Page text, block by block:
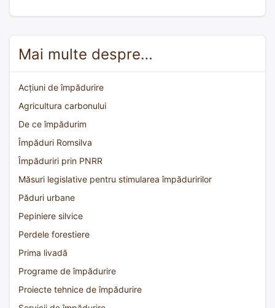
Mai multe despre…
Acțiuni de împădurire
Agricultura carbonului
De ce împădurim
Împăduri Romsilva
Împăduriri prin PNRR
Măsuri legislative pentru stimularea împăduririlor
Păduri urbane
Pepiniere silvice
Perdele forestiere
Prima livadă
Programe de împădurire
Proiecte tehnice de împădurire